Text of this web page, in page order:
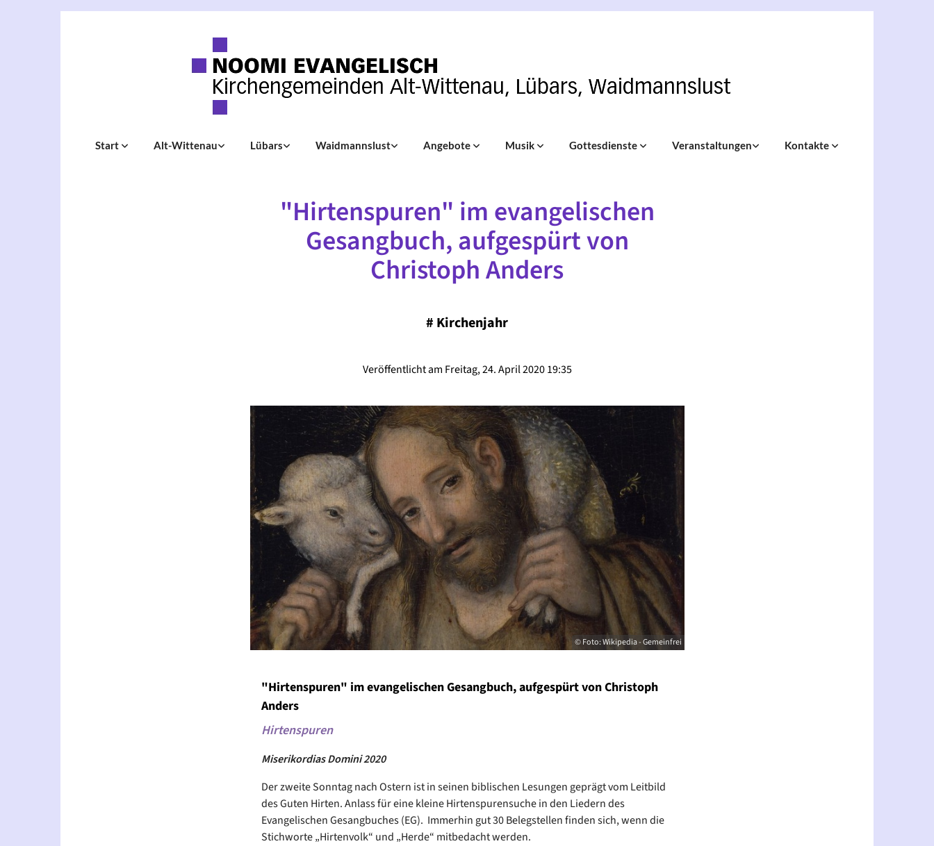
Start Alt-Wittenau Lübars Waidmannslust Angebote Musik Gottesdienste Veranstaltungen Kontakte
"Hirtenspuren" im evangelischen
Gesangbuch, aufgespürt von
Christoph Anders
# Kirchenjahr
Veröffentlicht am Freitag, 24. April 2020 19:35
© Foto: Wikipedia - Gemeinfrei
"Hirtenspuren" im evangelischen Gesangbuch, aufgespürt von Christoph
Anders
Hirtenspuren
Miserikordias Domini 2020
Der zweite Sonntag nach Ostern ist in seinen biblischen Lesungen geprägt vom Leitbild
des Guten Hirten. Anlass für eine kleine Hirtenspurensuche in den Liedern des
Evangelischen Gesangbuches (EG). Immerhin gut 30 Belegstellen finden sich, wenn die
Stichworte „Hirtenvolk“ und „Herde“ mitbedacht werden.